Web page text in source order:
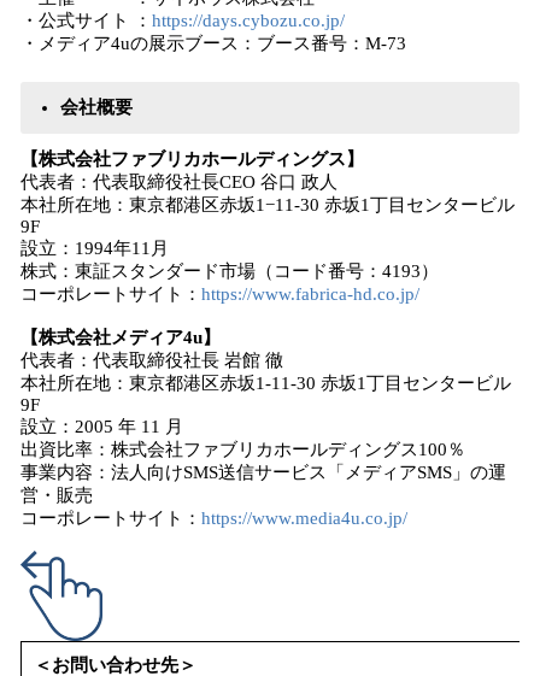
・公式サイト ： https://days.cybozu.co.jp/
・メディア4uの展示ブース：ブース番号：M-73
会社概要
【株式会社ファブリカホールディングス】
代表者：代表取締役社長CEO 谷口 政人
本社所在地：東京都港区赤坂1−11-30 赤坂1丁目センタービル
9F
設立：1994年11月
株式：東証スタンダード市場（コード番号：4193）
コーポレートサイト： https://www.fabrica-hd.co.jp/
【株式会社メディア4u】
代表者：代表取締役社長 岩館 徹
本社所在地：東京都港区赤坂1-11-30 赤坂1丁目センタービル
9F
設立：2005 年 11 月
出資比率：株式会社ファブリカホールディングス100％
事業内容：法人向けSMS送信サービス「メディアSMS」の運
営・販売
コーポレートサイト： https://www.media4u.co.jp/
＜お問い合わせ先＞